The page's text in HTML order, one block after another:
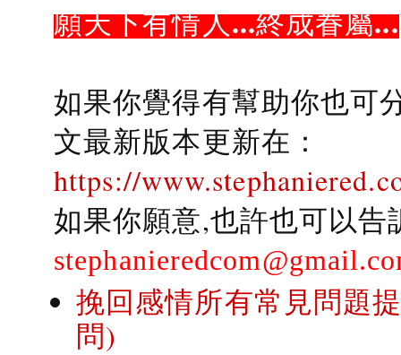
願天下有情人...終成眷屬...
如果你覺得有幫助你也可
文最新版本更新在：
https://
如果你願意,也許也可以
挽回感情所有常見問題
問)